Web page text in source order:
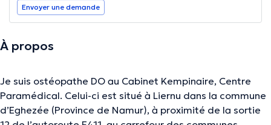
Envoyer une demande
À propos
Je suis ostéopathe DO au Cabinet Kempinaire, Centre
Paramédical. Celui-ci est situé à Liernu dans la commune
d’Eghezée (Province de Namur), à proximité de la sortie